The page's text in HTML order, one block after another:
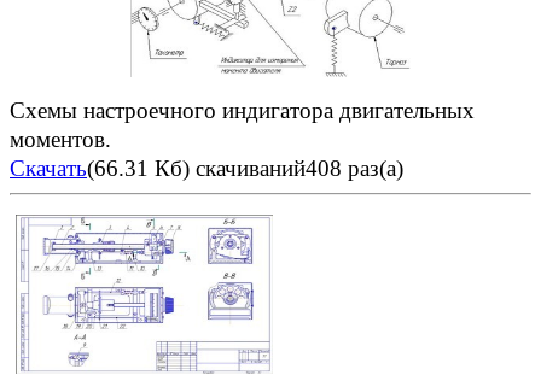
Схемы настроечного индигатора двигательных
моментов.
Скачать(66.31 Кб) скачиваний408 раз(а)